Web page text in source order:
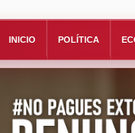
INICIO POLÍTICA